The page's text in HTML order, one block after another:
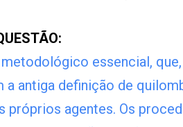
essencial,
a antiga definição de
próprios agentes. Os